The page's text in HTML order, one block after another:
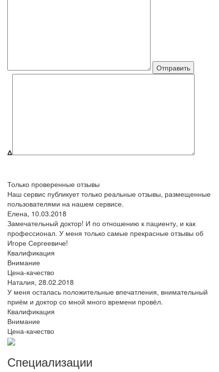
Δ
Только проверенные отзывы
Наш сервис публикует только реальные отзывы, размещенные
пользователями на нашем сервисе.
Елена, 10.03.2018
Замечательный доктор! И по отношению к пациенту, и как
профессионал. У меня только самые прекрасные отзывы об
Игоре Сергеевиче!
Квалификация
Внимание
Цена-качество
Наталия, 28.02.2018
У меня осталась положительные впечатления, внимательный
приём и доктор со мной много времени провёл.
Квалификация
Внимание
Цена-качество
Специализации